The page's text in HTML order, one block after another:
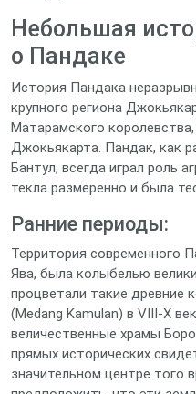
Небольшая
о Пандаке
История Пандака
крупного региона
Матарамского
Джокьякарта. Пандак, как
Бантул, всегда играл роль
текла размеренно и была
Ранние периоды:
Территория современного
Ява, была колыбелью
процветали такие древние
(Medang Kamulan) в VIII-X
величественные храмы
прямых исторических
значительном центре того